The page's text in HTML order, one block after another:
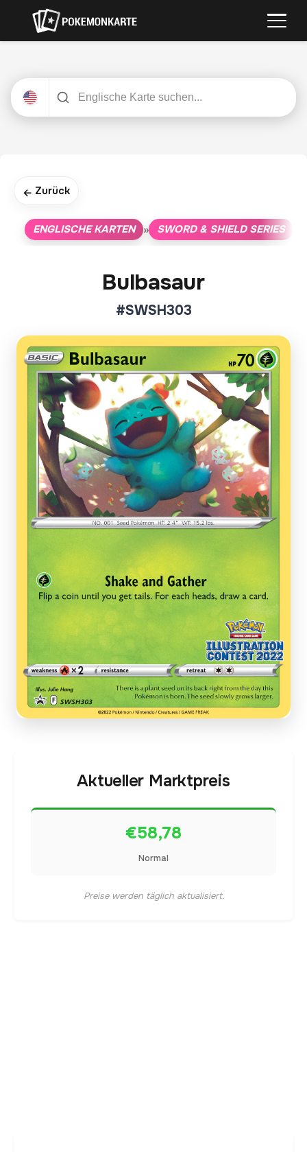
← Zurück
ENGLISCHE KARTEN » SWORD & SHIELD SERIES
Bulbasaur
#SWSH303
Aktueller Marktpreis
€58,78
Normal
Preise werden täglich aktualisiert.